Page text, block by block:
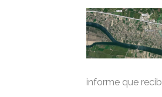
informe que